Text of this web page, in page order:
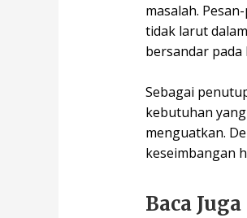
masalah.
tidak larut
bersandar pada
Sebagai
kebutuhan
menguatkan.
keseimbangan
Baca Juga